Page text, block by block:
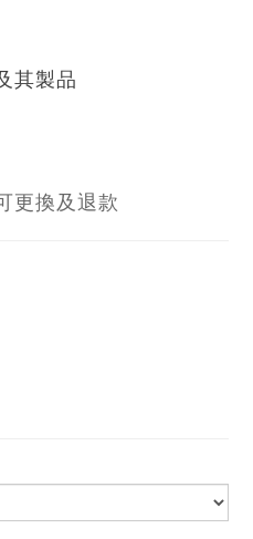
其製品
更換及退款